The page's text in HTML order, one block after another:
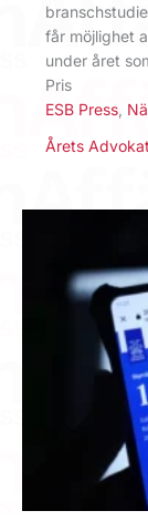
får möjlighet
under året
Pris
ESB Press
Årets